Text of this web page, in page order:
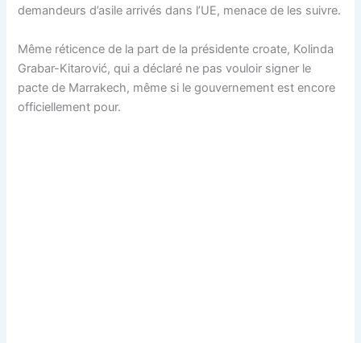
demandeurs d’asile arrivés dans l’UE, menace de les suivre.
Même réticence de la part de la présidente croate, Kolinda
Grabar-Kitarović, qui a déclaré ne pas vouloir signer le
pacte de Marrakech, même si le gouvernement est encore
officiellement pour.